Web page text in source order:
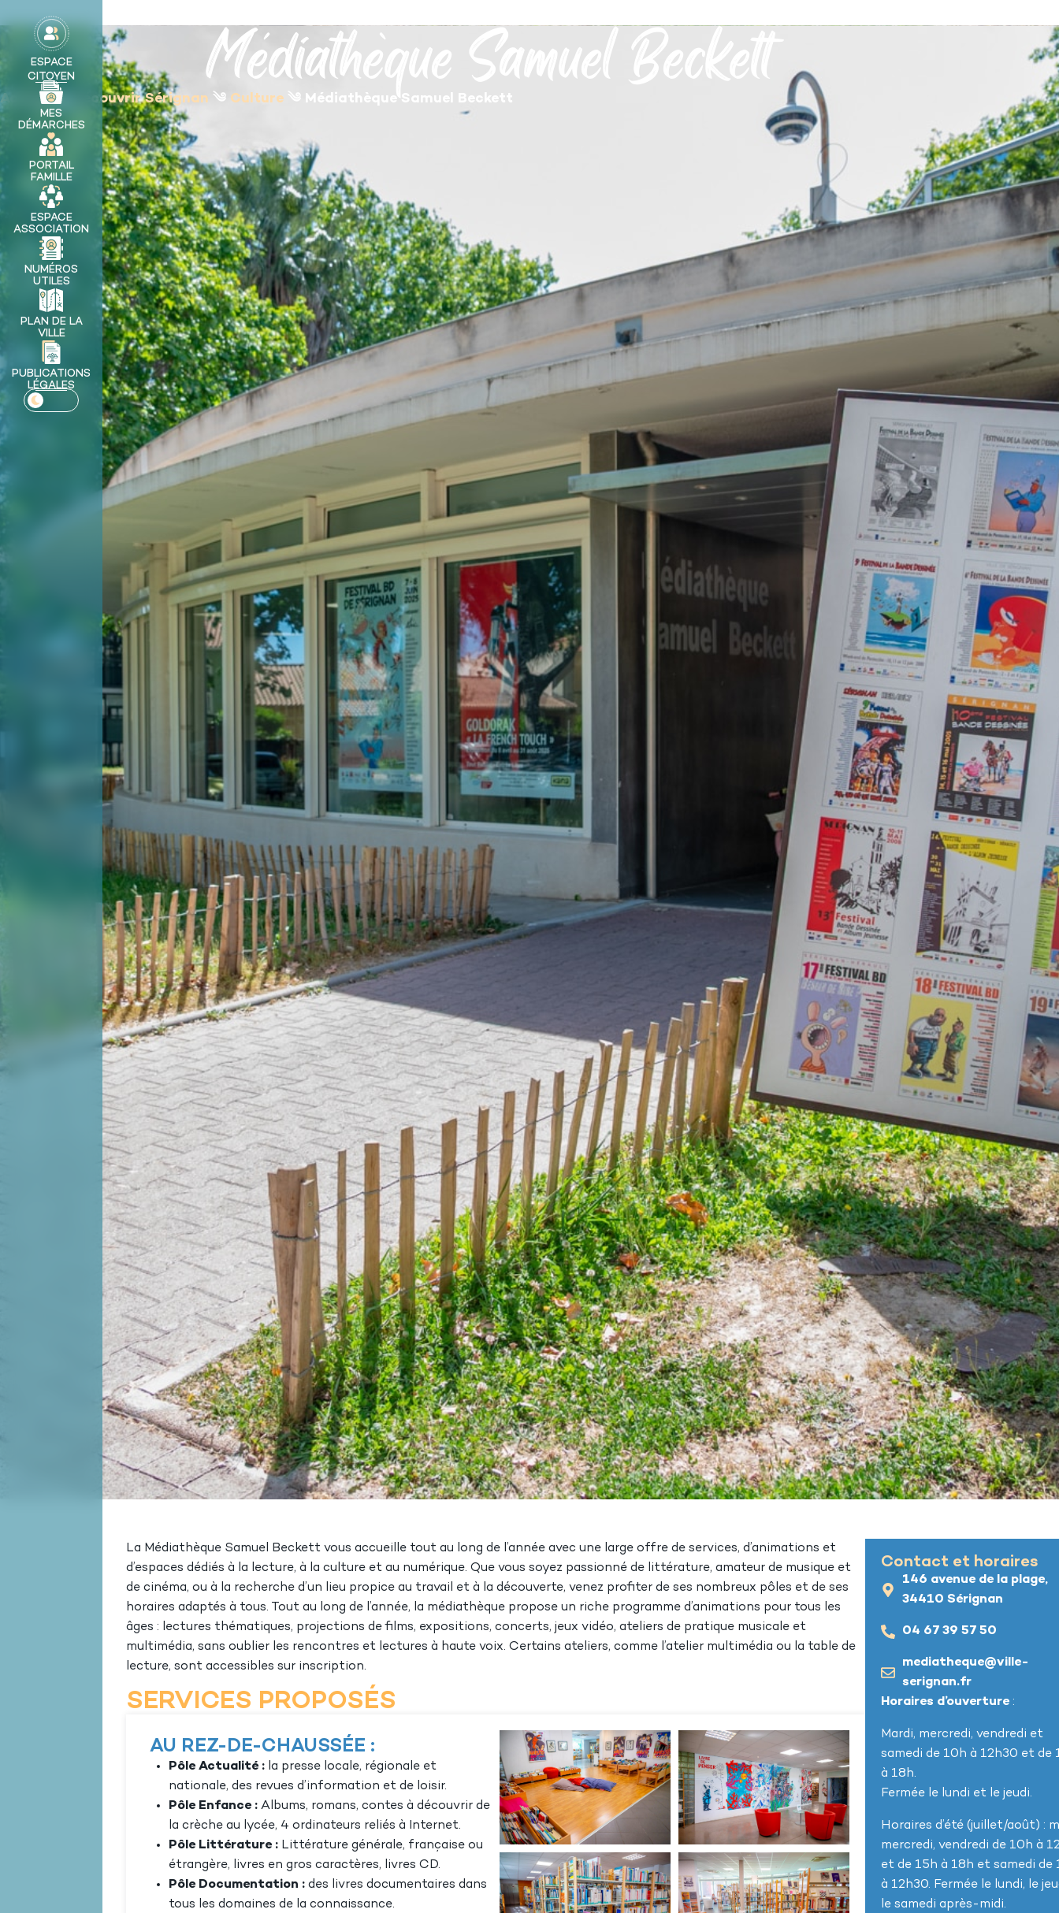
principal
MA VILLE MON QUOTIDIEN DÉCOUVRIR SÉRIGNAN
MES DÉMARCHES
ESPACE
CITOYEN
MES
DÉMARCHES
PORTAIL
FAMILLE
ESPACE
ASSOCIATION
NUMÉROS
UTILES
PLAN DE LA
VILLE
PUBLICATIONS
LÉGALES
Médiathèque Samuel Beckett
Accueil༄ Découvrir Sérignan ༄ Culture ༄ Médiathèque Samuel Beckett
La Médiathèque Samuel Beckett vous accueille tout au long de l’année avec une large offre de services, d’animations et
d’espaces dédiés à la lecture, à la culture et au numérique. Que vous soyez passionné de littérature, amateur de musique et
de cinéma, ou à la recherche d’un lieu propice au travail et à la découverte, venez profiter de ses nombreux pôles et de ses
horaires adaptés à tous. Tout au long de l’année, la médiathèque propose un riche programme d’animations pour tous les
âges : lectures thématiques, projections de films, expositions, concerts, jeux vidéo, ateliers de pratique musicale et
multimédia, sans oublier les rencontres et lectures à haute voix. Certains ateliers, comme l’atelier multimédia ou la table de
lecture, sont accessibles sur inscription.
SERVICES PROPOSÉS
AU REZ-DE-CHAUSSÉE :
Pôle Actualité : la presse locale, régionale et
nationale, des revues d’information et de loisir.
Pôle Enfance : Albums, romans, contes à découvrir de
la crèche au lycée, 4 ordinateurs reliés à Internet.
Pôle Littérature : Littérature générale, française ou
étrangère, livres en gros caractères, livres CD.
Pôle Documentation : des livres documentaires dans
tous les domaines de la connaissance.
Contact et horaires
146 avenue de la plage,
34410 Sérignan
04 67 39 57 50
mediatheque@ville-
serignan.fr
Horaires d’ouverture:
Mardi, mercredi, vendredi et
samedi de 10h à 12h30 et de
à 18h.
Fermée le lundi et le jeudi.
Horaires d’été (juillet/août) :
mercredi, vendredi de 10h à
et de 15h à 18h et samedi de
à 12h30. Fermée le lundi, le
le samedi après-midi.